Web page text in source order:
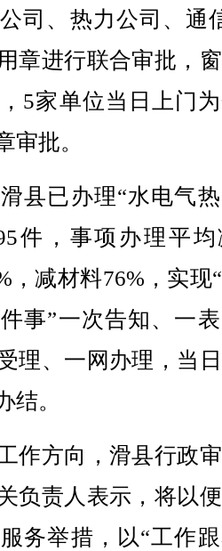
司、热力公司、通
章进行联合审批，
5家单位当日上门
审批。
已办理“水电气热
件，事项办理平
，减材料76%，实现
事”一次告知、一
理、一网办理，当
结。
方向，滑县行政
负责人表示，将以
务举措，以“工作